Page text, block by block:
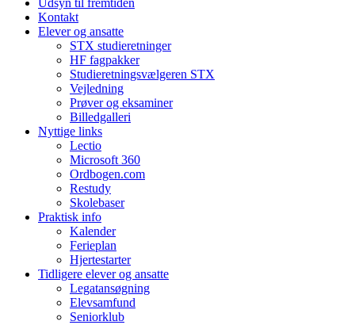
Udsyn til fremtiden
Kontakt
Elever og ansatte
STX studieretninger
HF fagpakker
Studieretningsvælgeren STX
Vejledning
Prøver og eksaminer
Billedgalleri
Nyttige links
Lectio
Microsoft 360
Ordbogen.com
Restudy
Skolebaser
Praktisk info
Kalender
Ferieplan
Hjertestarter
Tidligere elever og ansatte
Legatansøgning
Elevsamfund
Seniorklub